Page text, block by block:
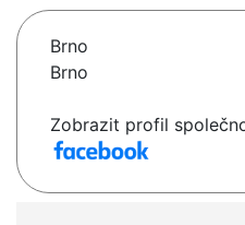
Brno
Brno
Zobrazit profil